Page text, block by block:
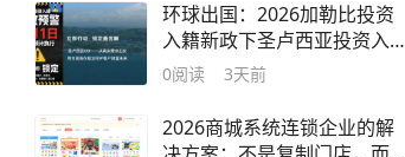
环球出国：2026加勒比投资
入籍新政下圣卢西亚投资入籍
专业规划
0阅读 3天前
2026​商城系统连锁企业的解